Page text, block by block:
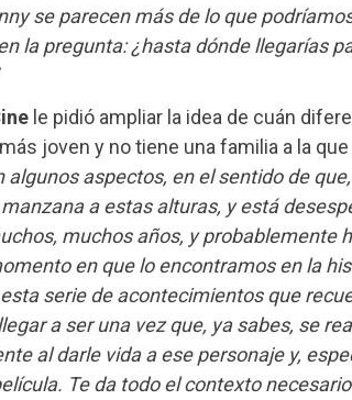
se parecen más de lo que
la pregunta: ¿hasta dónde llegarías
le pidió ampliar la idea de cuán
joven y no tiene una familia a la
algunos aspectos, en el sentido de
a estas alturas, y está
muchos años, y probablemente
en que lo encontramos en la
serie de acontecimientos que
a ser una vez que, ya sabes, se
al darle vida a ese personaje y,
Te da todo el contexto